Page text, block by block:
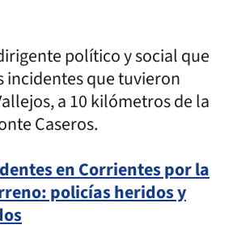
político y social que
incidentes que tuvieron
a 10 kilómetros de la
Caseros.
en Corrientes por la
policías heridos y